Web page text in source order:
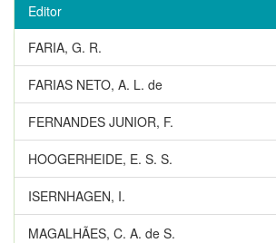
Editor
FARIA, G. R.
FARIAS NETO, A. L. de
FERNANDES JUNIOR, F.
HOOGERHEIDE, E. S. S.
ISERNHAGEN, I.
MAGALHÃES, C. A. de S.